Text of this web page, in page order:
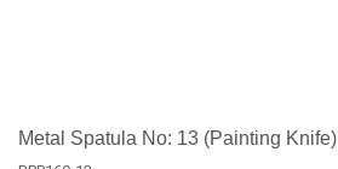
Metal Spatula No: 13 (Painting Knife)